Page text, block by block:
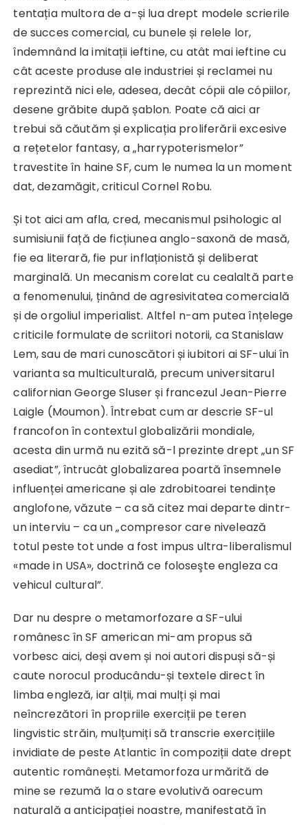
tentația multora de a-și lua drept modele scrierile
de succes comercial, cu bunele și relele lor,
îndemnând la imitații ieftine, cu atât mai ieftine cu
cât aceste produse ale industriei și reclamei nu
reprezintă nici ele, adesea, decât cópii ale cópiilor,
desene grăbite după șablon. Poate că aici ar
trebui să căutăm și explicația proliferării excesive
a rețetelor fantasy, a „harrypoterismelor”
travestite în haine SF, cum le numea la un moment
dat, dezamăgit, criticul Cornel Robu.
Și tot aici am afla, cred, mecanismul psihologic al
sumisiunii față de ficțiunea anglo-saxonă de masă,
fie ea literară, fie pur inflaționistă și deliberat
marginală. Un mecanism corelat cu cealaltă parte
a fenomenului, ținând de agresivitatea comercială
și de orgoliul imperialist. Altfel n-am putea înțelege
criticile formulate de scriitori notorii, ca Stanislaw
Lem, sau de mari cunoscători și iubitori ai SF-ului în
varianta sa multiculturală, precum universitarul
californian George Sluser și francezul Jean-Pierre
Laigle (Moumon). Întrebat cum ar descrie SF-ul
francofon în contextul globalizării mondiale,
acesta din urmă nu ezită să-l prezinte drept „un SF
asediat”, întrucât globalizarea poartă însemnele
influenței americane și ale zdrobitoarei tendințe
anglofone, văzute – ca să citez mai departe dintr-
un interviu – ca un „compresor care nivelează
totul peste tot unde a fost impus ultra-liberalismul
«made in USA», doctrină ce foloseşte engleza ca
vehicul cultural”.
Dar nu despre o metamorfozare a SF-ului
românesc în SF american mi-am propus să
vorbesc aici, deși avem și noi autori dispuși să-și
caute norocul producându-și textele direct în
limba engleză, iar alții, mai mulți și mai
neîncrezători în propriile exerciții pe teren
lingvistic străin, mulțumiți să transcrie exercițiile
invidiate de peste Atlantic în compoziții date drept
autentic românești. Metamorfoza urmărită de
mine se rezumă la o stare evolutivă oarecum
naturală a anticipației noastre, manifestată în